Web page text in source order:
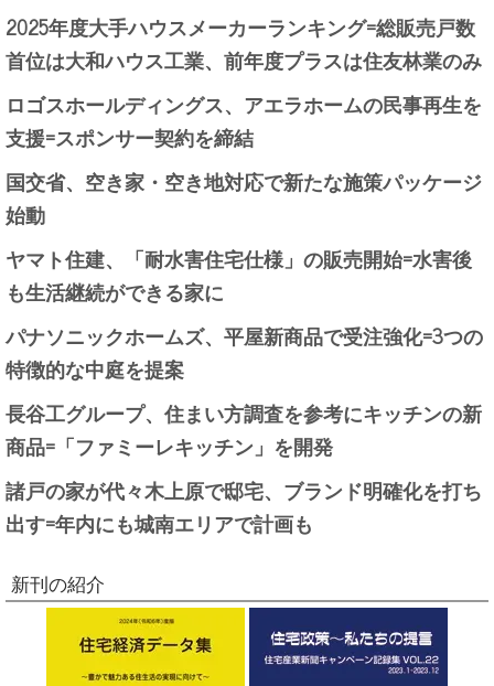
2025年度大手ハウスメーカーランキング=総販売戸数
首位は大和ハウス工業、前年度プラスは住友林業のみ
ロゴスホールディングス、アエラホームの民事再生を
支援=スポンサー契約を締結
国交省、空き家・空き地対応で新たな施策パッケージ
始動
ヤマト住建、「耐水害住宅仕様」の販売開始=水害後
も生活継続ができる家に
パナソニックホームズ、平屋新商品で受注強化=3つの
特徴的な中庭を提案
長谷工グループ、住まい方調査を参考にキッチンの新
商品=「ファミーレキッチン」を開発
諸戸の家が代々木上原で邸宅、ブランド明確化を打ち
出す=年内にも城南エリアで計画も
新刊の紹介